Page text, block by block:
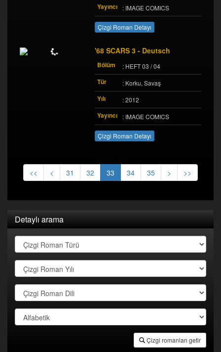
Yayıncı : IMAGE COMICS
Çizgi Roman Detayı
'68 SCARS 3 - Deutsch
Bölüm : HEFT 03 / 04
Tür : Korku, Savaş
Yılı : 2012
Yayıncı : IMAGE COMICS
Çizgi Roman Detayı
<< < 31 32 33 34 35 > >>
Detaylı arama
Çizgi romanları getir